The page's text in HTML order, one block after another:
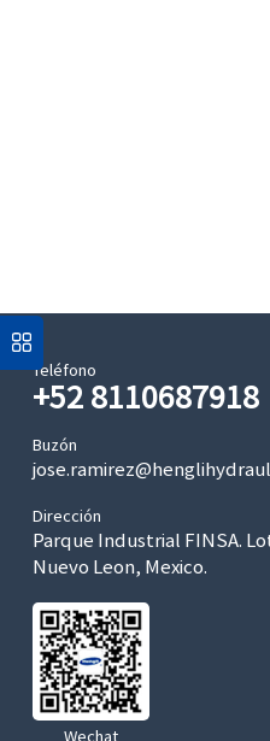
Teléfono
+52 8110687918
Buzón
Dirección
Parque Industrial FINSA.
Nuevo Leon, Mexico.
Wechat